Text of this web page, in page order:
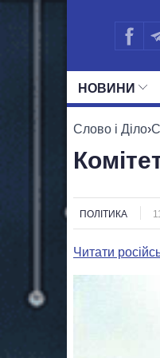
НОВИНИ
Слово і Діло›
ПОЛІТИКА
Читати